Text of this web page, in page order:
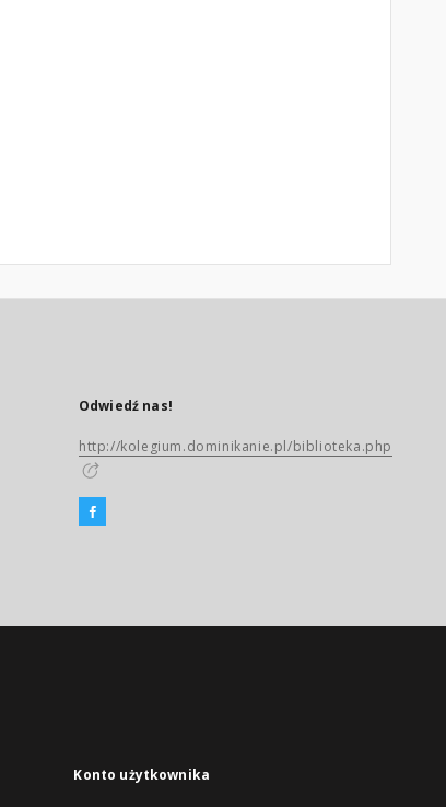
Odwiedź nas!
http://kolegium.dominikanie.pl/biblioteka.php
Konto użytkownika